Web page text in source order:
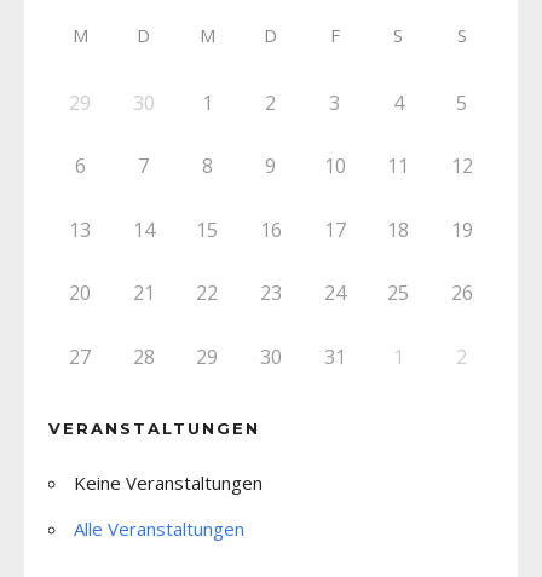
M D M D F S S
29 30 1 2 3 4 5
6 7 8 9 10 11 12
13 14 15 16 17 18 19
20 21 22 23 24 25 26
27 28 29 30 31 1 2
VERANSTALTUNGEN
Keine Veranstaltungen
Alle Veranstaltungen